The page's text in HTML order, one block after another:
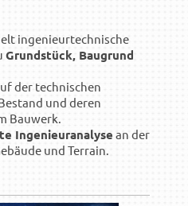
ingenieurtechnische
Grundstück, Baugrund
der technischen
und deren
Bauwerk.
Ingenieuranalyse an der
und Terrain.